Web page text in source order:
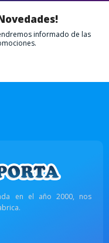
informado de las
en el año 2000, nos